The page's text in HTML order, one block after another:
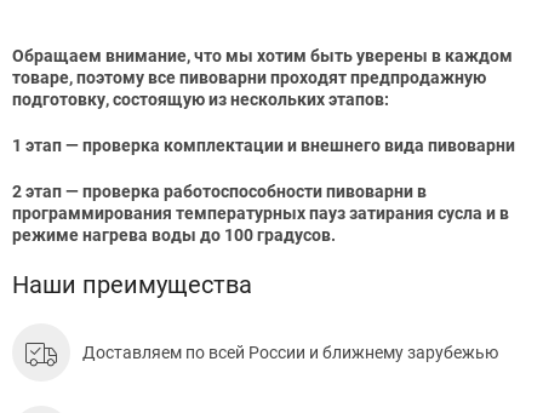
Обращаем внимание, что мы хотим быть уверены в каждом
товаре, поэтому все пивоварни проходят предпродажную
подготовку, состоящую из нескольких этапов:
1 этап — проверка комплектации и внешнего вида пивоварни
2 этап — проверка работоспособности пивоварни в
программирования температурных пауз затирания сусла и в
режиме нагрева воды до 100 градусов.
Наши преимущества
Доставляем по всей России и ближнему зарубежью